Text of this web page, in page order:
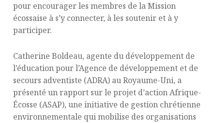
pour encourager les membres de la Mission
écossaise à s’y connecter, à les soutenir et à y
participer.
Catherine Boldeau, agente du développement de
l’éducation pour l’Agence de développement et de
secours adventiste (ADRA) au Royaume-Uni, a
présenté un rapport sur le projet d’action Afrique-
Écosse (ASAP), une initiative de gestion chrétienne
environnementale qui mobilise des organisations